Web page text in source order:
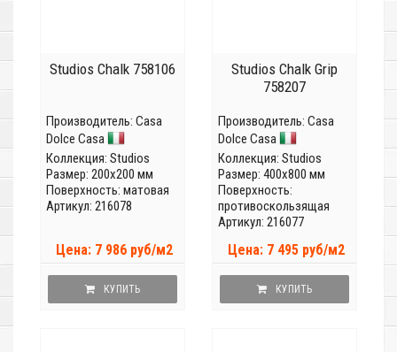
Studios Chalk 758106
Производитель: Casa
Dolce Casa
Коллекция: Studios
Размер: 200x200 мм
Поверхность: матовая
Артикул: 216078
Цена: 7 986 руб/м2
КУПИТЬ
Studios Chalk Grip
758207
Производитель: Casa
Dolce Casa
Коллекция: Studios
Размер: 400x800 мм
Поверхность:
противоскользящая
Артикул: 216077
Цена: 7 495 руб/м2
КУПИТЬ